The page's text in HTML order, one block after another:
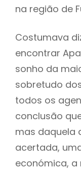
na região de
Costumava
encontrar
sonho da
sobretudo
todos os
conclusão
mas daquela
acertada,
económica, a